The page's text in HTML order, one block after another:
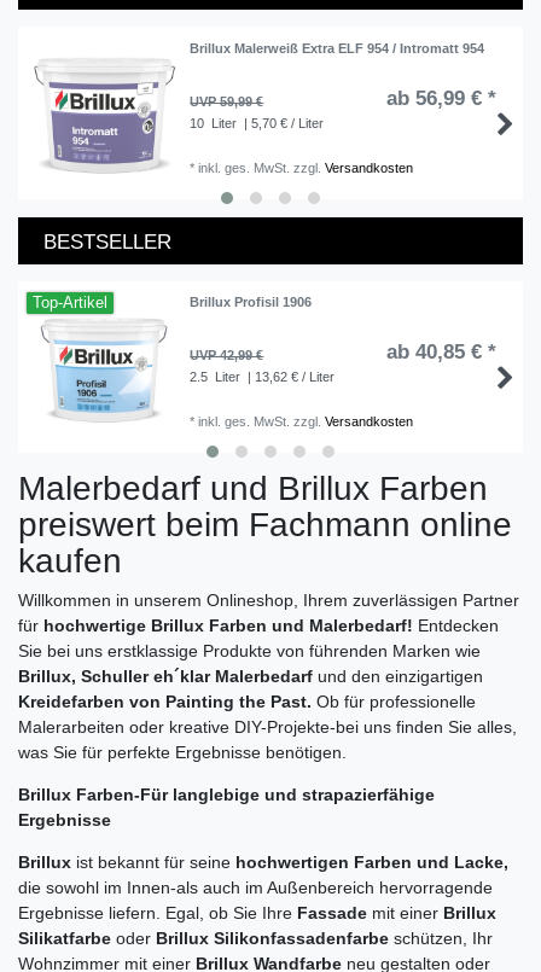
Brillux Malerweiß Extra ELF 954 / Intromatt 954
UVP 59,99 € ab 56,99 € *
10 Liter | 5,70 € / Liter
*inkl. ges. MwSt. zzgl.Versandkosten
BESTSELLER
Top-Artikel Brillux Profisil 1906
UVP 42,99 € ab 40,85 € *
2.5 Liter | 13,62 € / Liter
*inkl. ges. MwSt. zzgl.Versandkosten
Malerbedarf und Brillux Farben
preiswert beim Fachmann online
kaufen
Willkommen in unserem Onlineshop, Ihrem zuverlässigen Partner
für hochwertige Brillux Farben und Malerbedarf! Entdecken
Sie bei uns erstklassige Produkte von führenden Marken wie
Brillux, Schuller eh´klar Malerbedarf und den einzigartigen
Kreidefarben von Painting the Past. Ob für professionelle
Malerarbeiten oder kreative DIY-Projekte-bei uns finden Sie alles,
was Sie für perfekte Ergebnisse benötigen.
Brillux Farben-Für langlebige und strapazierfähige
Ergebnisse
Brillux ist bekannt für seine hochwertigen Farben und Lacke,
die sowohl im Innen-als auch im Außenbereich hervorragende
Ergebnisse liefern. Egal, ob Sie Ihre Fassade mit einer Brillux
Silikatfarbe oder Brillux Silikonfassadenfarbe schützen, Ihr
Wohnzimmer mit einer Brillux Wandfarbe neu gestalten oder